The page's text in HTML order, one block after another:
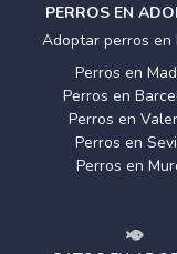
PERROS EN
Adoptar perros en
Perros en
Perros en
Perros en
Perros en
Perros en